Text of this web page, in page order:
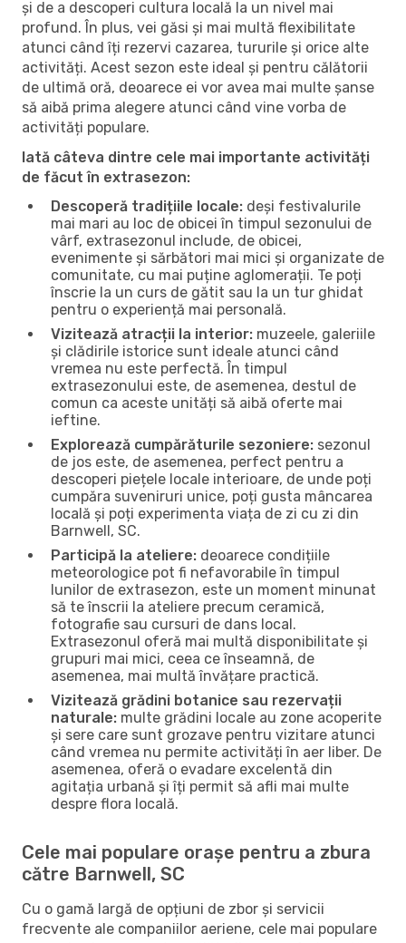
și de a descoperi cultura locală la un nivel mai
profund. În plus, vei găsi și mai multă flexibilitate
atunci când îți rezervi cazarea, tururile și orice alte
activități. Acest sezon este ideal și pentru călătorii
de ultimă oră, deoarece ei vor avea mai multe șanse
să aibă prima alegere atunci când vine vorba de
activități populare.
Iată câteva dintre cele mai importante activități
de făcut în extrasezon:
Descoperă tradițiile locale: deși festivalurile
mai mari au loc de obicei în timpul sezonului de
vârf, extrasezonul include, de obicei,
evenimente și sărbători mai mici și organizate de
comunitate, cu mai puține aglomerații. Te poți
înscrie la un curs de gătit sau la un tur ghidat
pentru o experiență mai personală.
Vizitează atracții la interior: muzeele, galeriile
și clădirile istorice sunt ideale atunci când
vremea nu este perfectă. În timpul
extrasezonului este, de asemenea, destul de
comun ca aceste unități să aibă oferte mai
ieftine.
Explorează cumpărăturile sezoniere: sezonul
de jos este, de asemenea, perfect pentru a
descoperi piețele locale interioare, de unde poți
cumpăra suveniruri unice, poți gusta mâncarea
locală și poți experimenta viața de zi cu zi din
Barnwell, SC.
Participă la ateliere: deoarece condițiile
meteorologice pot fi nefavorabile în timpul
lunilor de extrasezon, este un moment minunat
să te înscrii la ateliere precum ceramică,
fotografie sau cursuri de dans local.
Extrasezonul oferă mai multă disponibilitate și
grupuri mai mici, ceea ce înseamnă, de
asemenea, mai multă învățare practică.
Vizitează grădini botanice sau rezervații
naturale: multe grădini locale au zone acoperite
și sere care sunt grozave pentru vizitare atunci
când vremea nu permite activități în aer liber. De
asemenea, oferă o evadare excelentă din
agitația urbană și îți permit să afli mai multe
despre flora locală.
Cele mai populare orașe pentru a zbura
către Barnwell, SC
Cu o gamă largă de opțiuni de zbor și servicii
frecvente ale companiilor aeriene, cele mai populare